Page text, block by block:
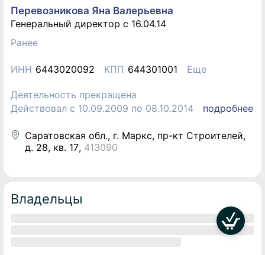
Перевозникова Яна Валерьевна
Генеральный директор c 16.04.14
Ранее
ИНН 6443020092 КПП 644301001 Еще
Деятельность прекращена
Действовал с 10.09.2009 по 08.10.2014
подробнее
Саратовская обл., г. Маркс, пр-кт Строителей,
д. 28, кв. 17, 413090
Владельцы